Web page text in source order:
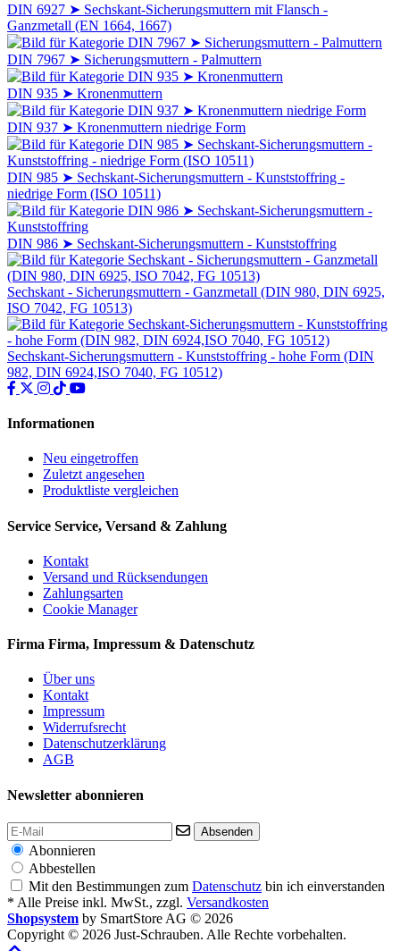
DIN 6927 ➤ Sechskant-Sicherungsmuttern mit Flansch -
Ganzmetall (EN 1664, 1667)
DIN 7967 ➤ Sicherungsmuttern - Palmuttern
DIN 935 ➤ Kronenmuttern
DIN 937 ➤ Kronenmuttern niedrige Form
DIN 985 ➤ Sechskant-Sicherungsmuttern - Kunststoffring -
niedrige Form (ISO 10511)
DIN 986 ➤ Sechskant-Sicherungsmuttern - Kunststoffring
Sechskant - Sicherungsmuttern - Ganzmetall (DIN 980, DIN 6925,
ISO 7042, FG 10513)
Sechskant-Sicherungsmuttern - Kunststoffring - hohe Form (DIN
982, DIN 6924,ISO 7040, FG 10512)
Informationen
Neu eingetroffen
Zuletzt angesehen
Produktliste vergleichen
Service Service, Versand & Zahlung
Kontakt
Versand und Rücksendungen
Zahlungsarten
Cookie Manager
Firma Firma, Impressum & Datenschutz
Über uns
Kontakt
Impressum
Widerrufsrecht
Datenschutzerklärung
AGB
Newsletter abonnieren
Absenden
Abonnieren
Abbestellen
Mit den Bestimmungen zum Datenschutz bin ich einverstanden
* Alle Preise inkl. MwSt., zzgl. Versandkosten
Shopsystem by SmartStore AG © 2026
Copyright © 2026 Just-Schrauben. Alle Rechte vorbehalten.